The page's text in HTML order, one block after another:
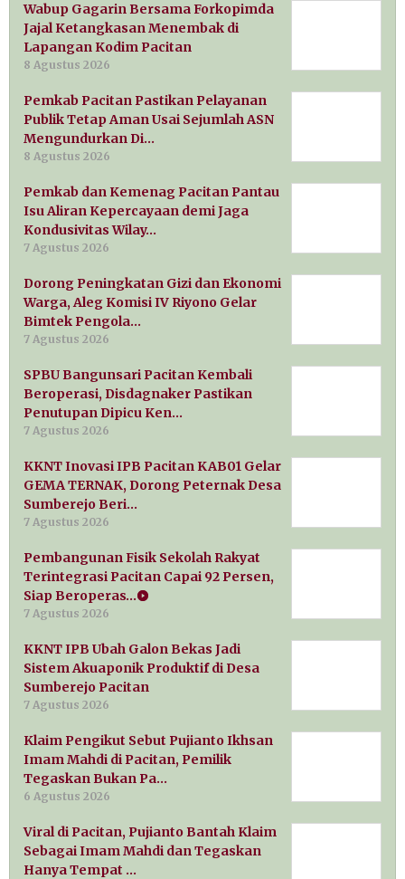
Wabup Gagarin Bersama Forkopimda
Jajal Ketangkasan Menembak di
Lapangan Kodim Pacitan
8 Agustus 2026
Pemkab Pacitan Pastikan Pelayanan
Publik Tetap Aman Usai Sejumlah ASN
Mengundurkan Di…
8 Agustus 2026
Pemkab dan Kemenag Pacitan Pantau
Isu Aliran Kepercayaan demi Jaga
Kondusivitas Wilay…
7 Agustus 2026
Dorong Peningkatan Gizi dan Ekonomi
Warga, Aleg Komisi IV Riyono Gelar
Bimtek Pengola…
7 Agustus 2026
SPBU Bangunsari Pacitan Kembali
Beroperasi, Disdagnaker Pastikan
Penutupan Dipicu Ken…
7 Agustus 2026
KKNT Inovasi IPB Pacitan KAB01 Gelar
GEMA TERNAK, Dorong Peternak Desa
Sumberejo Beri…
7 Agustus 2026
Pembangunan Fisik Sekolah Rakyat
Terintegrasi Pacitan Capai 92 Persen,
Siap Beroperas…
7 Agustus 2026
KKNT IPB Ubah Galon Bekas Jadi
Sistem Akuaponik Produktif di Desa
Sumberejo Pacitan
7 Agustus 2026
Klaim Pengikut Sebut Pujianto Ikhsan
Imam Mahdi di Pacitan, Pemilik
Tegaskan Bukan Pa…
6 Agustus 2026
Viral di Pacitan, Pujianto Bantah Klaim
Sebagai Imam Mahdi dan Tegaskan
Hanya Tempat …